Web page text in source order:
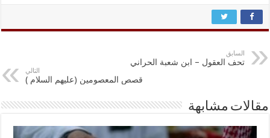
السابق
تحف العقول – ابن شعبة الحراني
التالي
قصص المعصومين (عليهم السلام )
مقالات مشابهة